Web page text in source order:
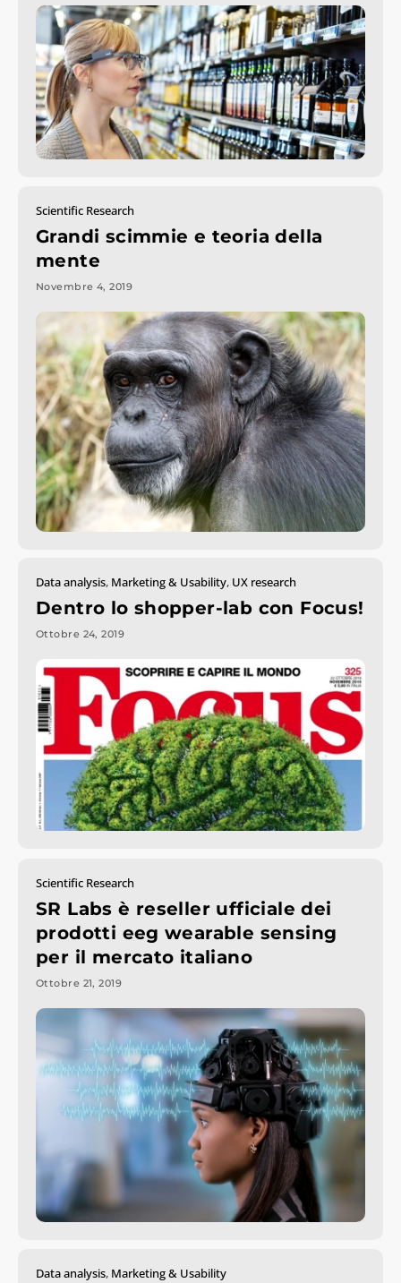
Scientific Research
Grandi scimmie e teoria della
mente
Novembre 4, 2019
Data analysis, Marketing & Usability, UX research
Dentro lo shopper-lab con Focus!
Ottobre 24, 2019
Scientific Research
SR Labs è reseller ufficiale dei
prodotti eeg wearable sensing
per il mercato italiano
Ottobre 21, 2019
Data analysis, Marketing & Usability